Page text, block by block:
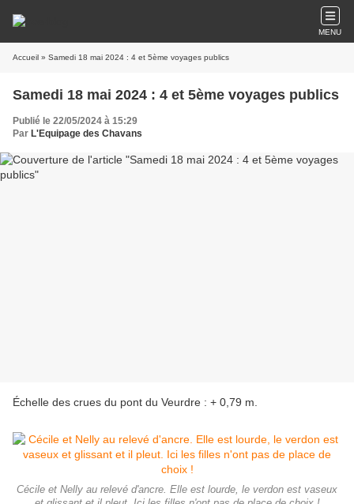
MENU
Accueil » Samedi 18 mai 2024 : 4 et 5ème voyages publics
Samedi 18 mai 2024 : 4 et 5ème voyages publics
Publié le 22/05/2024 à 15:29
Par L'Equipage des Chavans
Échelle des crues du pont du Veurdre : + 0,79 m.
Cécile et Nelly au relevé d'ancre. Elle est lourde, le verdon est vaseux